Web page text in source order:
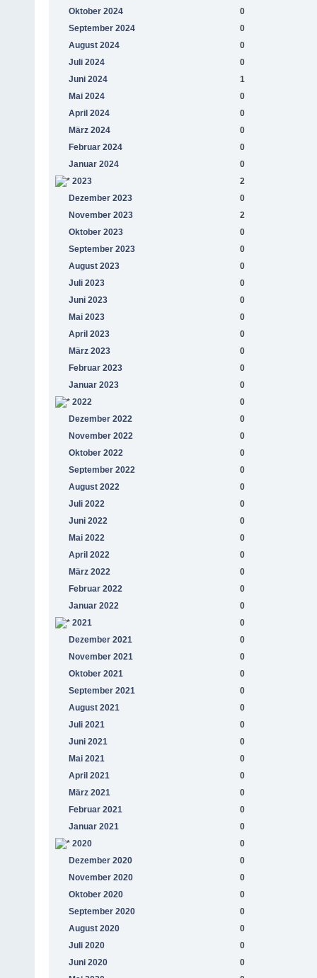
Oktober 2024
0
September 2024
0
August 2024
0
Juli 2024
0
Juni 2024
1
Mai 2024
0
April 2024
0
März 2024
0
Februar 2024
0
Januar 2024
0
2023
2
Dezember 2023
0
November 2023
2
Oktober 2023
0
September 2023
0
August 2023
0
Juli 2023
0
Juni 2023
0
Mai 2023
0
April 2023
0
März 2023
0
Februar 2023
0
Januar 2023
0
2022
0
Dezember 2022
0
November 2022
0
Oktober 2022
0
September 2022
0
August 2022
0
Juli 2022
0
Juni 2022
0
Mai 2022
0
April 2022
0
März 2022
0
Februar 2022
0
Januar 2022
0
2021
0
Dezember 2021
0
November 2021
0
Oktober 2021
0
September 2021
0
August 2021
0
Juli 2021
0
Juni 2021
0
Mai 2021
0
April 2021
0
März 2021
0
Februar 2021
0
Januar 2021
0
2020
0
Dezember 2020
0
November 2020
0
Oktober 2020
0
September 2020
0
August 2020
0
Juli 2020
0
Juni 2020
0